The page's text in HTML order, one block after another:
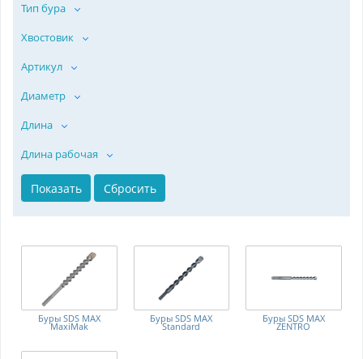
Тип бура
Хвостовик
Артикул
Диаметр
Длина
Длина рабочая
Буры SDS MAX
MaxiMak
Буры SDS MAX
Standard
Буры SDS MAX
ZENTRO